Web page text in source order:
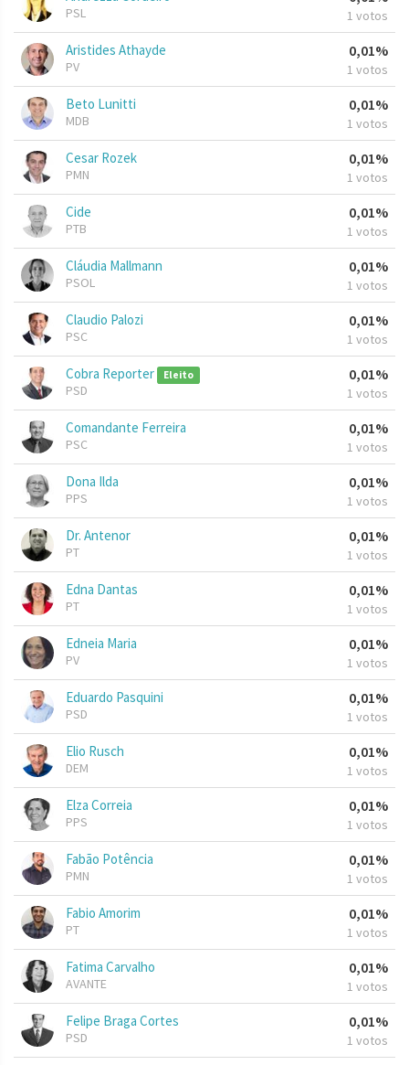
PSL 1 votos
Aristides Athayde
PV
0,01%
1 votos
Beto Lunitti
MDB
0,01%
1 votos
Cesar Rozek
PMN
0,01%
1 votos
Cide
PTB
0,01%
1 votos
Cláudia Mallmann
PSOL
0,01%
1 votos
Claudio Palozi
PSC
0,01%
1 votos
Cobra Reporter Eleito
PSD
0,01%
1 votos
Comandante Ferreira
PSC
0,01%
1 votos
Dona Ilda
PPS
0,01%
1 votos
Dr. Antenor
PT
0,01%
1 votos
Edna Dantas
PT
0,01%
1 votos
Edneia Maria
PV
0,01%
1 votos
Eduardo Pasquini
PSD
0,01%
1 votos
Elio Rusch
DEM
0,01%
1 votos
Elza Correia
PPS
0,01%
1 votos
Fabão Potência
PMN
0,01%
1 votos
Fabio Amorim
PT
0,01%
1 votos
Fatima Carvalho
AVANTE
0,01%
1 votos
Felipe Braga Cortes
PSD
0,01%
1 votos